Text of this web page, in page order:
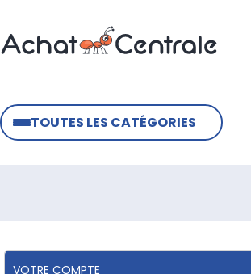
TOUTES LES CATÉGORIES
VOTRE COMPTE